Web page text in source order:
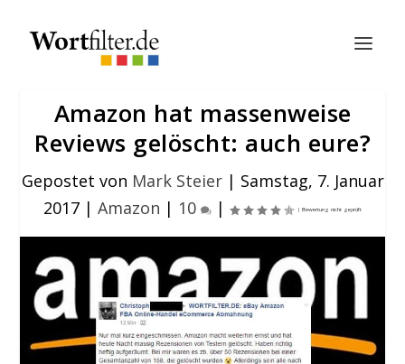
Amazon hat massenweise
Reviews gelöscht: auch eure?
Gepostet von Mark Steier| Samstag, 7. Januar
2017 | Amazon | 10 |